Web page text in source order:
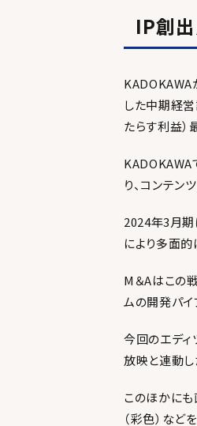
IP創
KADOKAWA
した中期経
たらす利益）
KADOKAWA
り、コンテン
2024年3月期
により多面的
M＆Aはこの
ムの開発パイ
今回のエディ
放映と連動し
このほかにも
（彩色）など